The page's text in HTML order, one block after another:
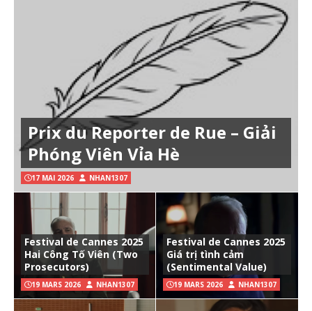
Prix du Reporter de Rue – Giải
Phóng Viên Vỉa Hè
17 MAI 2026 NHAN1307
Festival de Cannes 2025
Hai Công Tố Viên (Two
Prosecutors)
19 MARS 2026 NHAN1307
Festival de Cannes 2025
Giá trị tình cảm
(Sentimental Value)
19 MARS 2026 NHAN1307